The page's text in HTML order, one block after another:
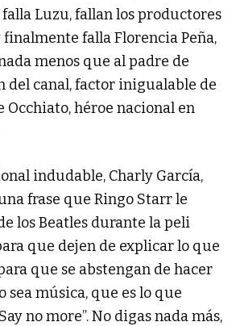
Luzu, fallan los productores
falla Florencia Peña,
menos que al padre de
del canal, factor inigualable de
Occhiato, héroe nacional en
indudable, Charly García,
frase que Ringo Starr le
los Beatles durante la peli
que dejen de explicar lo que
que se abstengan de hacer
sea música, que es lo que
no more”. No digas nada más,